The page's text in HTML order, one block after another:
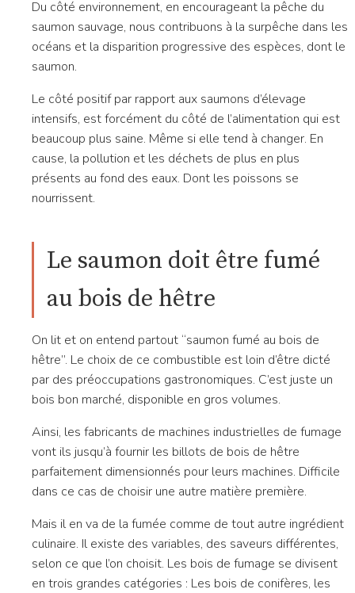
Du côté environnement, en encourageant la pêche du
saumon sauvage, nous contribuons à la surpêche dans les
océans et la disparition progressive des espèces, dont le
saumon.
Le côté positif par rapport aux saumons d’élevage
intensifs, est forcément du côté de l’alimentation qui est
beaucoup plus saine. Même si elle tend à changer. En
cause, la pollution et les déchets de plus en plus
présents au fond des eaux. Dont les poissons se
nourrissent.
Le saumon doit être fumé
au bois de hêtre
On lit et on entend partout “saumon fumé au bois de
hêtre”. Le choix de ce combustible est loin d’être dicté
par des préoccupations gastronomiques. C’est juste un
bois bon marché, disponible en gros volumes.
Ainsi, les fabricants de machines industrielles de fumage
vont ils jusqu’à fournir les billots de bois de hêtre
parfaitement dimensionnés pour leurs machines. Difficile
dans ce cas de choisir une autre matière première.
Mais il en va de la fumée comme de tout autre ingrédient
culinaire. Il existe des variables, des saveurs différentes,
selon ce que l’on choisit. Les bois de fumage se divisent
en trois grandes catégories : Les bois de conifères, les